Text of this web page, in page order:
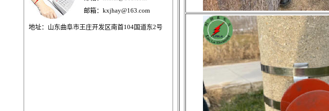
邮箱：kxjhay@163.com
地址：山东曲阜市王庄开发区南首104国道东2号